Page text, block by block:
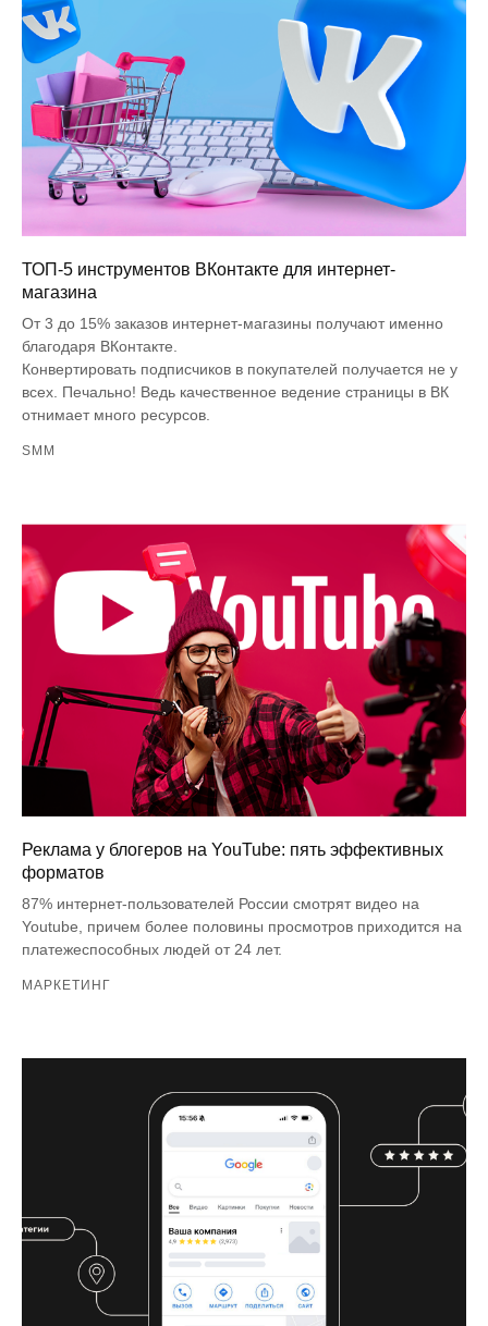
ТОП-5 инструментов ВКонтакте для интернет-
магазина
От 3 до 15% заказов интернет-магазины получают именно
благодаря ВКонтакте.
Конвертировать подписчиков в покупателей получается не у
всех. Печально! Ведь качественное ведение страницы в ВК
отнимает много ресурсов.
SMM
Реклама у блогеров на YouTube: пять эффективных
форматов
87% интернет-пользователей России смотрят видео на
Youtube, причем более половины просмотров приходится на
платежеспособных людей от 24 лет.
МАРКЕТИНГ